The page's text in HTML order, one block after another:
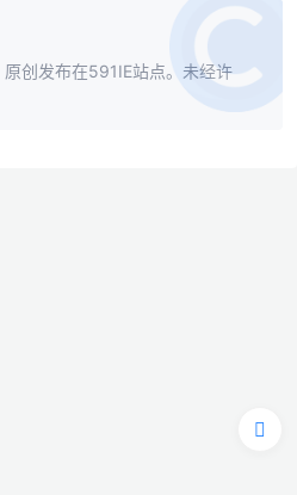
原创发布在591IE站点。未经许